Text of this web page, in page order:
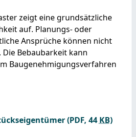
zeigt eine grundsätzliche
auf. Planungs- oder
Ansprüche können nicht
Bebaubarkeit kann
Baugenehmigungsverfahren
(PDF, 44 KB)